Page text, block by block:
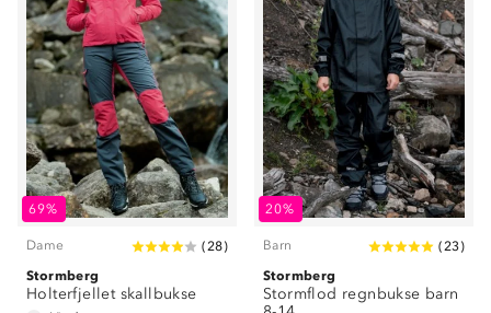
69%
Dame (28)
Stormberg
Holterfjellet skallbukse
20%
Barn (23)
Stormberg
Stormflod regnbukse barn